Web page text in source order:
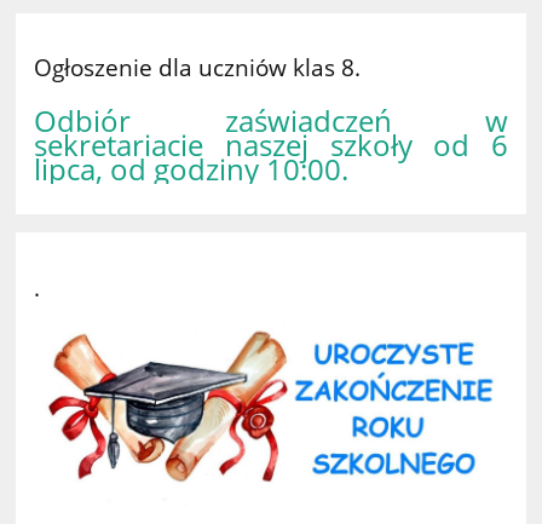
Ogłoszenie dla uczniów klas 8.
Odbiór zaświadczeń w
sekretariacie naszej szkoły od 6
lipca, od godziny 10:00.
.